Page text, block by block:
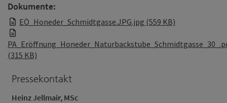
Dokumente:
EÖ_Honeder_Schmidtgasse.JPG.jpg (559 KB)
(315 KB)
Pressekontakt
Heinz Jellmair, MSc